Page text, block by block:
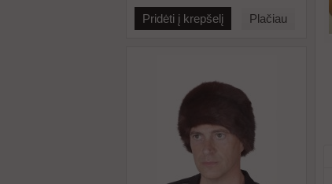
Pridėti į krepšelį Plačiau